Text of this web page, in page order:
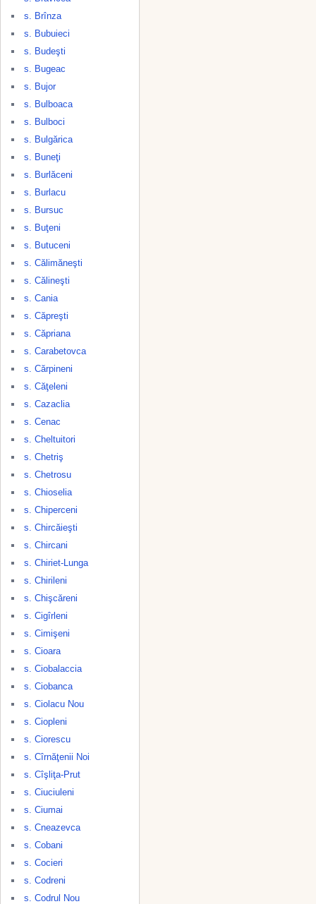
s. Brînza
s. Bubuieci
s. Budeşti
s. Bugeac
s. Bujor
s. Bulboaca
s. Bulboci
s. Bulgărica
s. Buneţi
s. Burlăceni
s. Burlacu
s. Bursuc
s. Buţeni
s. Butuceni
s. Călimăneşti
s. Călineşti
s. Cania
s. Căpreşti
s. Căpriana
s. Carabetovca
s. Cărpineni
s. Căţeleni
s. Cazaclia
s. Cenac
s. Cheltuitori
s. Chetriş
s. Chetrosu
s. Chioselia
s. Chiperceni
s. Chircăieşti
s. Chircani
s. Chiriet-Lunga
s. Chirileni
s. Chişcăreni
s. Cigîrleni
s. Cimişeni
s. Cioara
s. Ciobalaccia
s. Ciobanca
s. Ciolacu Nou
s. Ciopleni
s. Ciorescu
s. Cîrnăţenii Noi
s. Cîşliţa-Prut
s. Ciuciuleni
s. Ciumai
s. Cneazevca
s. Cobani
s. Cocieri
s. Codreni
s. Codrul Nou